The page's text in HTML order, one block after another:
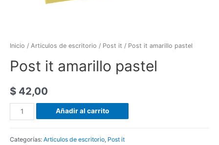
Inicio / Articulos de escritorio / Post it / Post it amarillo pastel
Post it amarillo pastel
$ 42,00
Añadir al carrito
Categorías: Articulos de escritorio, Post it